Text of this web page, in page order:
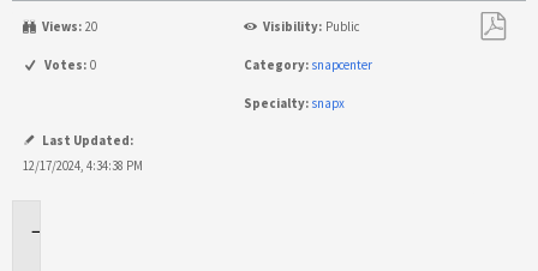
Views: 20 Visibility: Public
Votes: 0 Category: snapcenter
Specialty: snapx
Last Updated:
12/17/2024, 4:34:38 PM